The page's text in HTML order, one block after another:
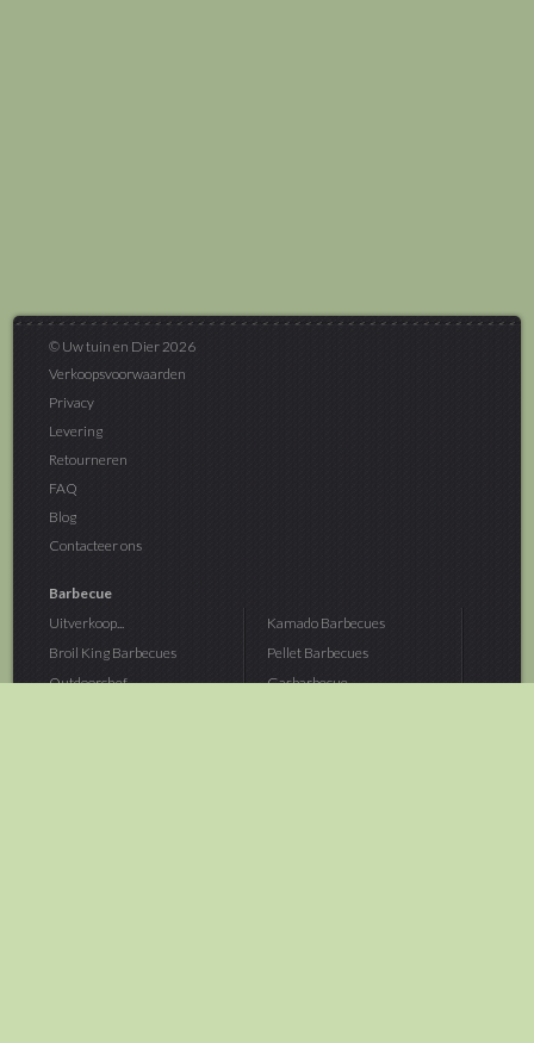
© Uw tuin en Dier 2026
Verkoopsvoorwaarden
Privacy
Levering
Retourneren
FAQ
Blog
Contacteer ons
Barbecue
Uitverkoop...
Broil King Barbecues
Outdoorchef...
Kamado Barbecues
Pellet Barbecues
Gasbarbecue